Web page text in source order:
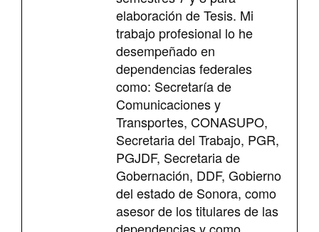
elaboración de Tesis. Mi
trabajo profesional lo he
desempeñado en
dependencias federales
como: Secretaría de
Comunicaciones y
Transportes, CONASUPO,
Secretaria del Trabajo, PGR,
PGJDF, Secretaria de
Gobernación, DDF, Gobierno
del estado de Sonora, como
asesor de los titulares de las